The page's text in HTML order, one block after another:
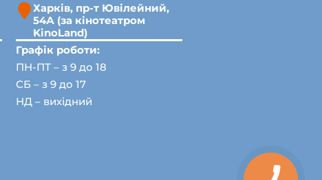
Харків, пр-т Ювілейний,
54А (за кінотеатром
KinoLand)
Графік роботи:
ПН-ПТ – з 9 до 18
СБ – з 9 до 17
НД – вихідний